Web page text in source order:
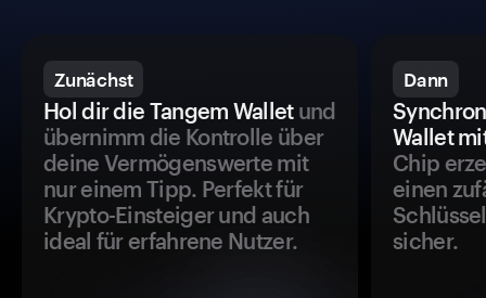
Zunächst
Hol dir die Tangem Walletund
übernimm die Kontrolle über
deine Vermögenswerte mit
nur einem Tipp. Perfekt für
Krypto-Einsteiger und auch
ideal für erfahrene Nutzer.
Dann
Wallet
Chip
einen
sicher.